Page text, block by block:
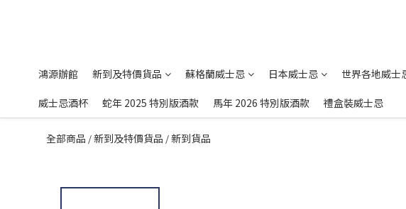
鴻源辦館 新到及特價貨品 蘇格蘭威士忌 日本威士忌 世界各地威士
威士忌酒杯 蛇年 2025 特別版酒款 馬年 2026 特別版酒款 禮盒裝威士忌
全部商品 /新到及特價貨品 /新到貨品